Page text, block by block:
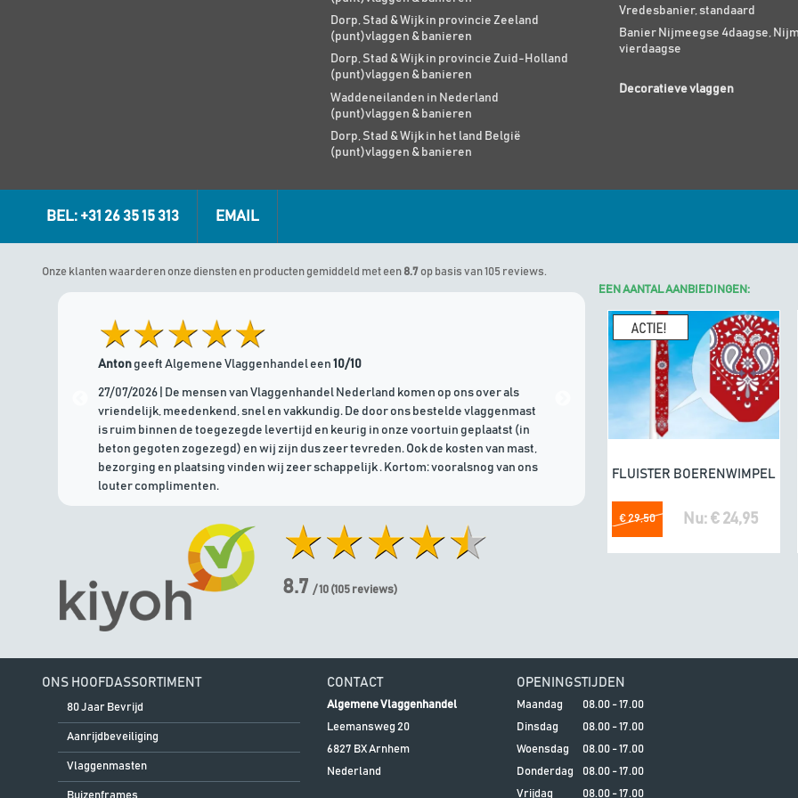
Dorp, Stad & Wijk in provincie Zeeland
(punt)vlaggen & banieren
Dorp, Stad & Wijk in provincie Zuid-Holland
(punt)vlaggen & banieren
Waddeneilanden in Nederland
(punt)vlaggen & banieren
Dorp, Stad & Wijk in het land België
(punt)vlaggen & banieren
Vredesbanier, standaard
Banier Nijmeegse 4daagse,
vierdaagse
Decoratieve vlaggen
BEL: +31 26 35 15 313 EMAIL
Onze klanten waarderen onze diensten en producten gemiddeld met een 8.7 op basis van 105 reviews.
Antongeeft Algemene Vlaggenhandel een 10/10
27/07/2026 | De mensen van Vlaggenhandel Nederland komen op ons over als
vriendelijk, meedenkend, snel en vakkundig. De door ons bestelde vlaggenmast
is ruim binnen de toegezegde levertijd en keurig in onze voortuin geplaatst (in
beton gegoten zogezegd) en wij zijn dus zeer tevreden. Ook de kosten van mast,
bezorging en plaatsing vinden wij zeer schappelijk . Kortom: vooralsnog van ons
louter complimenten.
Marinus geeft Algemene
21/07/2026 | Goede
8.7/ 10 (105 reviews)
EEN AANTAL AANBIEDINGEN:
In winkelwagen
FLUISTER BOERENWIMPEL
€ 29,50 Nu: € 24,95
ONS HOOFDASSORTIMENT
80 Jaar Bevrijd
Aanrijdbeveiliging
Vlaggenmasten
CONTACT
Algemene Vlaggenhandel
Leemansweg 20
6827 BXArnhem
Nederland
OPENINGSTIJDEN
Maandag
08.00 - 17.00
Dinsdag
08.00 - 17.00
Woensdag
08.00 - 17.00
Donderdag
08.00 - 17.00
Vrijdag
08.00 - 17.00